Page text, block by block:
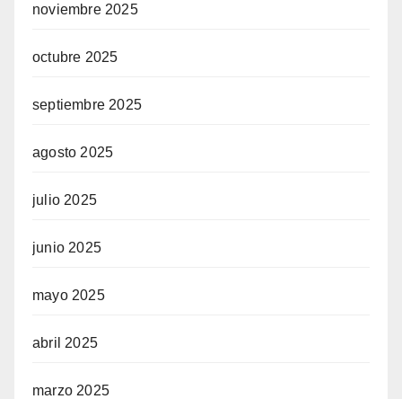
noviembre 2025
octubre 2025
septiembre 2025
agosto 2025
julio 2025
junio 2025
mayo 2025
abril 2025
marzo 2025